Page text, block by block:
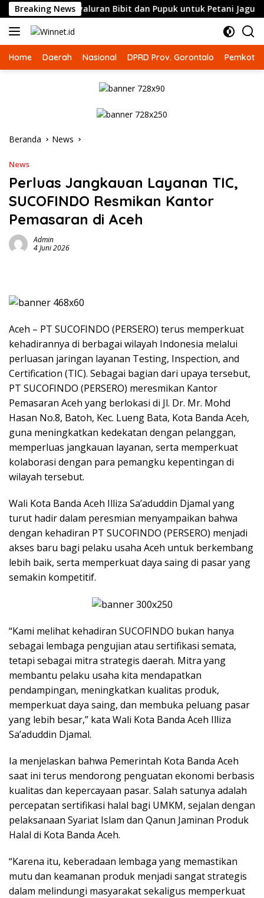
Langsung
ke
konten
Breaking News
Penyaluran Bibit dan Pupuk untuk Petani Jagung
Home Daerah Nasional DPRD Prov. Gorontalo Pemkot
Beranda News
News
Perluas Jangkauan Layanan TIC,
SUCOFINDO Resmikan Kantor
Pemasaran di Aceh
Admin
4 Juni 2026
Aceh – PT SUCOFINDO (PERSERO) terus memperkuat
kehadirannya di berbagai wilayah Indonesia melalui
perluasan jaringan layanan Testing, Inspection, and
Certification (TIC). Sebagai bagian dari upaya tersebut,
PT SUCOFINDO (PERSERO) meresmikan Kantor
Pemasaran Aceh yang berlokasi di Jl. Dr. Mr. Mohd
Hasan No.8, Batoh, Kec. Lueng Bata, Kota Banda Aceh,
guna meningkatkan kedekatan dengan pelanggan,
memperluas jangkauan layanan, serta memperkuat
kolaborasi dengan para pemangku kepentingan di
wilayah tersebut.
Wali Kota Banda Aceh Illiza Sa’aduddin Djamal yang
turut hadir dalam peresmian menyampaikan bahwa
dengan kehadiran PT SUCOFINDO (PERSERO) menjadi
akses baru bagi pelaku usaha Aceh untuk berkembang
lebih baik, serta memperkuat daya saing di pasar yang
semakin kompetitif.
“Kami melihat kehadiran SUCOFINDO bukan hanya
sebagai lembaga pengujian atau sertifikasi semata,
tetapi sebagai mitra strategis daerah. Mitra yang
membantu pelaku usaha kita mendapatkan
pendampingan, meningkatkan kualitas produk,
memperkuat daya saing, dan membuka peluang pasar
yang lebih besar,” kata Wali Kota Banda Aceh Illiza
Sa’aduddin Djamal.
Ia menjelaskan bahwa Pemerintah Kota Banda Aceh
saat ini terus mendorong penguatan ekonomi berbasis
kualitas dan kepercayaan pasar. Salah satunya adalah
percepatan sertifikasi halal bagi UMKM, sejalan dengan
pelaksanaan Syariat Islam dan Qanun Jaminan Produk
Halal di Kota Banda Aceh.
“Karena itu, keberadaan lembaga yang memastikan
mutu dan keamanan produk menjadi sangat strategis
dalam melindungi masyarakat sekaligus memperkuat